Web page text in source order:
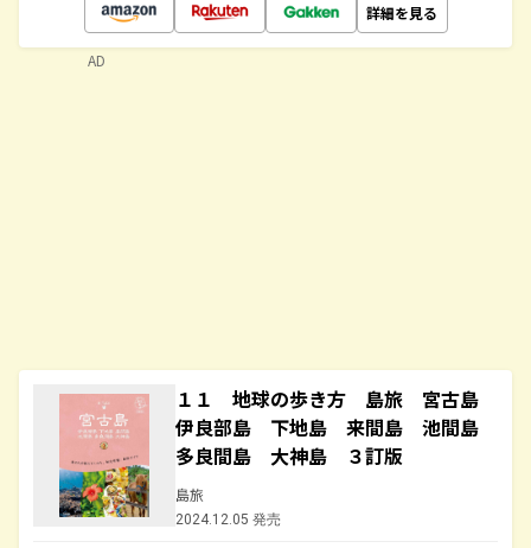
詳細を見る
１１ 地球の歩き方 島旅 宮古島
伊良部島 下地島 来間島 池間島
多良間島 大神島 ３訂版
島旅
2024.12.05 発売
AD